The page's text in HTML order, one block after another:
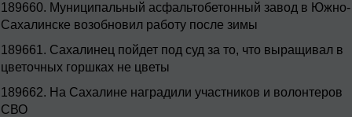
189660. Муниципальный асфальтобетонный завод в Южно-
Сахалинске возобновил работу после зимы
189661. Сахалинец пойдет под суд за то, что выращивал в
цветочных горшках не цветы
189662. На Сахалине наградили участников и волонтеров
СВО